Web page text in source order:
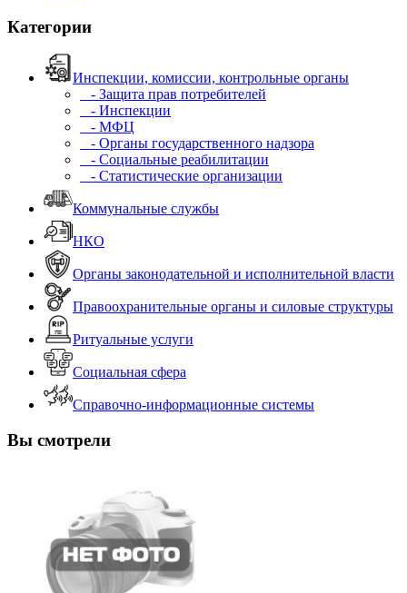
Категории
Инспекции, комиссии, контрольные органы
- Защита прав потребителей
- Инспекции
- МФЦ
- Органы государственного надзора
- Социальные реабилитации
- Статистические организации
Коммунальные службы
НКО
Органы законодательной и исполнительной власти
Правоохранительные органы и силовые структуры
Ритуальные услуги
Социальная сфера
Справочно-информационные системы
Вы смотрели